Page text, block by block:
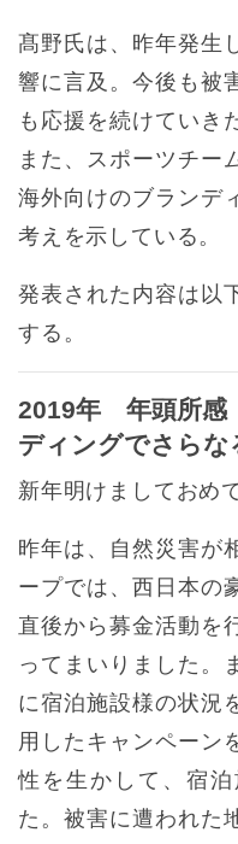
髙野氏は、昨年発生
響に言及。今後も被
も応援を続けていき
また、スポーツチー
海外向けのブランデ
考えを示している。
発表された内容は以
する。
2019年 年頭所
ディングでさらな
新年明けましておめ
昨年は、自然災害が
ープでは、西日本の
直後から募金活動を
ってまいりました。
に宿泊施設様の状況
用したキャンペーン
性を生かして、宿
た。被害に遭われた